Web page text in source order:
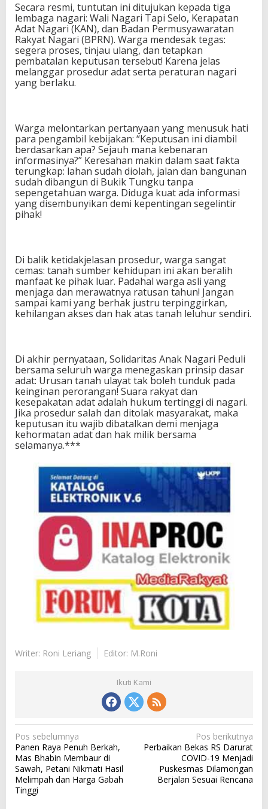
Secara resmi, tuntutan ini ditujukan kepada tiga
lembaga nagari: Wali Nagari Tapi Selo, Kerapatan
Adat Nagari (KAN), dan Badan Permusyawaratan
Rakyat Nagari (BPRN). Warga mendesak tegas:
segera proses, tinjau ulang, dan tetapkan
pembatalan keputusan tersebut! Karena jelas
melanggar prosedur adat serta peraturan nagari
yang berlaku.
Warga melontarkan pertanyaan yang menusuk hati
para pengambil kebijakan: “Keputusan ini diambil
berdasarkan apa? Sejauh mana kebenaran
informasinya?” Keresahan makin dalam saat fakta
terungkap: lahan sudah diolah, jalan dan bangunan
sudah dibangun di Bukik Tungku tanpa
sepengetahuan warga. Diduga kuat ada informasi
yang disembunyikan demi kepentingan segelintir
pihak!
Di balik ketidakjelasan prosedur, warga sangat
cemas: tanah sumber kehidupan ini akan beralih
manfaat ke pihak luar. Padahal warga asli yang
menjaga dan merawatnya ratusan tahun! Jangan
sampai kami yang berhak justru terpinggirkan,
kehilangan akses dan hak atas tanah leluhur sendiri.
Di akhir pernyataan, Solidaritas Anak Nagari Peduli
bersama seluruh warga menegaskan prinsip dasar
adat: Urusan tanah ulayat tak boleh tunduk pada
keinginan perorangan! Suara rakyat dan
kesepakatan adat adalah hukum tertinggi di nagari.
Jika prosedur salah dan ditolak masyarakat, maka
keputusan itu wajib dibatalkan demi menjaga
kehormatan adat dan hak milik bersama
selamanya.***
Writer: Roni Leriang Editor: M.Roni
Ikuti Kami
N
a
v
i
Pos sebelumnya
Panen Raya Penuh Berkah,
Mas Bhabin Membaur di
Sawah, Petani Nikmati Hasil
Melimpah dan Harga Gabah
Tinggi
Pos berikutnya
Perbaikan Bekas RS Darurat
COVID-19 Menjadi
Puskesmas Dilamongan
Berjalan Sesuai Rencana